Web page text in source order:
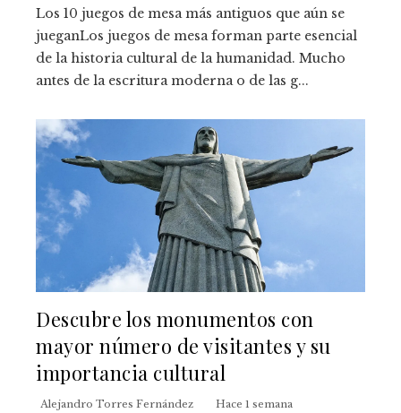
Los 10 juegos de mesa más antiguos que aún se
jueganLos juegos de mesa forman parte esencial
de la historia cultural de la humanidad. Mucho
antes de la escritura moderna o de las g...
Descubre los monumentos con
mayor número de visitantes y su
importancia cultural
Alejandro Torres Fernández Hace 1 semana